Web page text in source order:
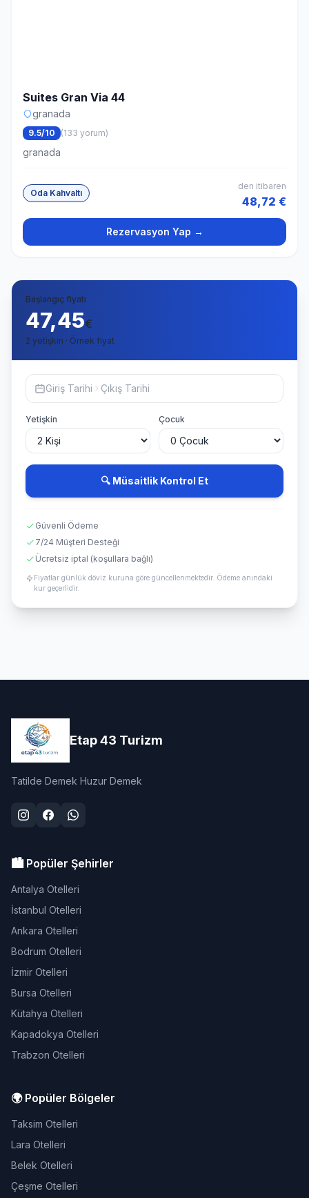
Suites Gran Via 44
granada
9.5/10 (133 yorum)
granada
Oda Kahvaltı
den itibaren
48,72 €
Rezervasyon Yap →
Başlangıç fiyatı
47,45€
2 yetişkin · Örnek fiyat
Giriş Tarihi Çıkış Tarihi
Yetişkin Çocuk
🔍 Müsaitlik Kontrol Et
Güvenli Ödeme
7/24 Müşteri Desteği
Ücretsiz iptal (koşullara bağlı)
Fiyatlar günlük döviz kuruna göre güncellenmektedir. Ödeme anındaki
kur geçerlidir.
Etap 43 Turizm
Tatilde Demek Huzur Demek
🏙️ Popüler Şehirler
Antalya Otelleri
İstanbul Otelleri
Ankara Otelleri
Bodrum Otelleri
İzmir Otelleri
Bursa Otelleri
Kütahya Otelleri
Kapadokya Otelleri
Trabzon Otelleri
🌍 Popüler Bölgeler
Taksim Otelleri
Lara Otelleri
Belek Otelleri
Çeşme Otelleri